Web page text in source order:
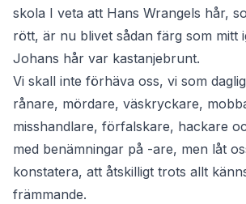
skola I veta att Hans Wrangels hår,
rött, är nu blivet sådan färg som mitt
Johans hår var kastanjebrunt.
Vi skall inte förhäva oss, vi som
rånare, mördare, väskryckare,
misshandlare, förfalskare, hackare
med benämningar på -are, men låt
konstatera, att åtskilligt trots allt
främmande.